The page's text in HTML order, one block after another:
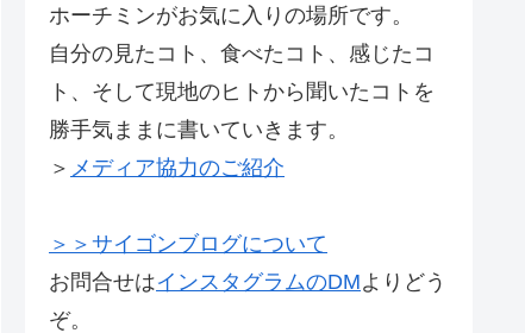
ホーチミンがお気に入りの場所です。
自分の見たコト、食べたコト、感じたコ
ト、そして現地のヒトから聞いたコトを
勝手気ままに書いていきます。
＞ メディア協力のご紹介
＞＞サイゴンブログについて
お問合せはインスタグラムのDMよりどう
ぞ。